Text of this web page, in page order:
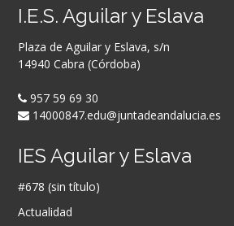
I.E.S. Aguilar y Eslava
Plaza de Aguilar y Eslava, s/n
14940 Cabra (Córdoba)
957 59 69 30
14000847.edu@juntadeandalucia.es
IES Aguilar y Eslava
#678 (sin título)
Actualidad